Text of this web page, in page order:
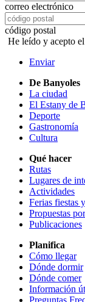
correo electrónico
código postal
He leído y acepto el
Enviar
De Banyoles
La ciudad
El Estany de
Deporte
Gastronomía
Cultura
Qué hacer
Rutas
Lugares de
Actividades
Ferias fiestas
Propuestas
Publicaciones
Planifica
Cómo llegar
Dónde dormir
Dónde comer
Información